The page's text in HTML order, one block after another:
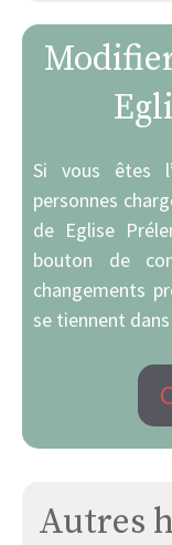
Si vous êtes
personnes
de Eglise
bouton de
changements
se tiennent
Autres